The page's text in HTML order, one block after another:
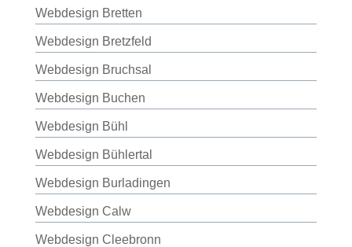
Webdesign Bretten
Webdesign Bretzfeld
Webdesign Bruchsal
Webdesign Buchen
Webdesign Bühl
Webdesign Bühlertal
Webdesign Burladingen
Webdesign Calw
Webdesign Cleebronn